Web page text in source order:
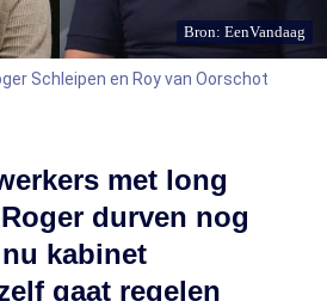
Bron: EenVandaag
Schleipen en Roy van Oorschot
met long
durven nog
kabinet
gaat regelen